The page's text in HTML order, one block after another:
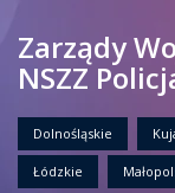
Zarządy
NSZZ
Dolnośląskie
Łódzkie